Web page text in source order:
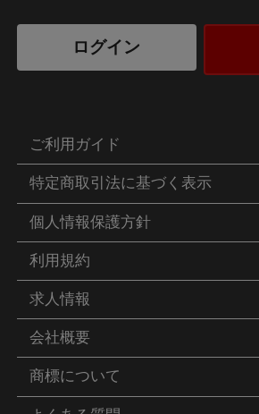
ログイン
ご利用ガイド
特定商取引法に基づく表示
個人情報保護方針
利用規約
求人情報
会社概要
商標について